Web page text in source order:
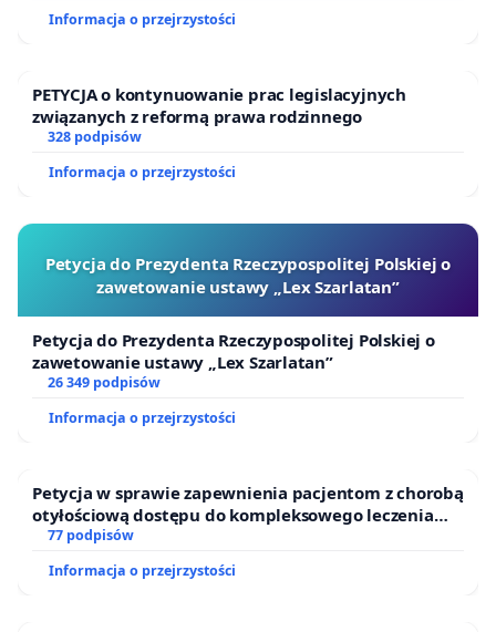
Informacja o przejrzystości
PETYCJA o kontynuowanie prac legislacyjnych
związanych z reformą prawa rodzinnego
328 podpisów
Informacja o przejrzystości
Petycja do Prezydenta Rzeczypospolitej Polskiej o
zawetowanie ustawy „Lex Szarlatan”
Petycja do Prezydenta Rzeczypospolitej Polskiej o
zawetowanie ustawy „Lex Szarlatan”
26 349 podpisów
Informacja o przejrzystości
Petycja w sprawie zapewnienia pacjentom z chorobą
otyłościową dostępu do kompleksowego leczenia
oraz programów profilaktycznych.
77 podpisów
Informacja o przejrzystości